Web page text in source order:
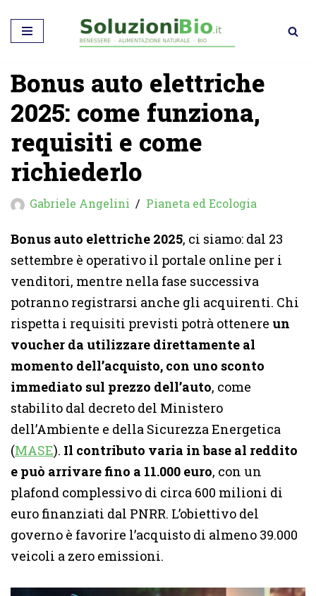
Vai
contenuto
Bonus auto elettriche
2025: come funziona,
requisiti e come
richiederlo
Gabriele Angelini Pianeta ed Ecologia
Bonus auto elettriche 2025, ci siamo: dal 23
settembre è operativo il portale online per i
venditori, mentre nella fase successiva
potranno registrarsi anche gli acquirenti. Chi
rispetta i requisiti previsti potrà ottenere un
voucher da utilizzare direttamente al
momento dell’acquisto, con uno sconto
immediato sul prezzo dell’auto, come
stabilito dal decreto del Ministero
dell’Ambiente e della Sicurezza Energetica
(MASE). Il contributo varia in base al reddito
e può arrivare fino a 11.000 euro, con un
plafond complessivo di circa 600 milioni di
euro finanziati dal PNRR. L’obiettivo del
governo è favorire l’acquisto di almeno 39.000
veicoli a zero emissioni.